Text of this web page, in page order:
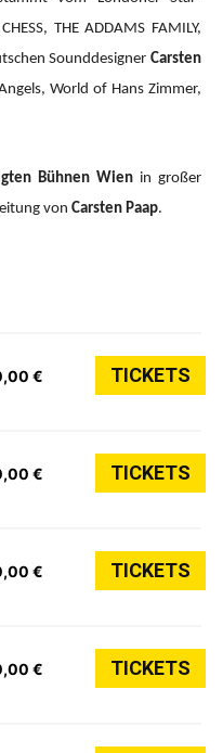
THE ADDAMS FAMILY,
Sounddesigner Carsten
World of Hans Zimmer,
Bühnen Wien in großer
von Carsten Paap.
€ TICKETS
€ TICKETS
€ TICKETS
€ TICKETS